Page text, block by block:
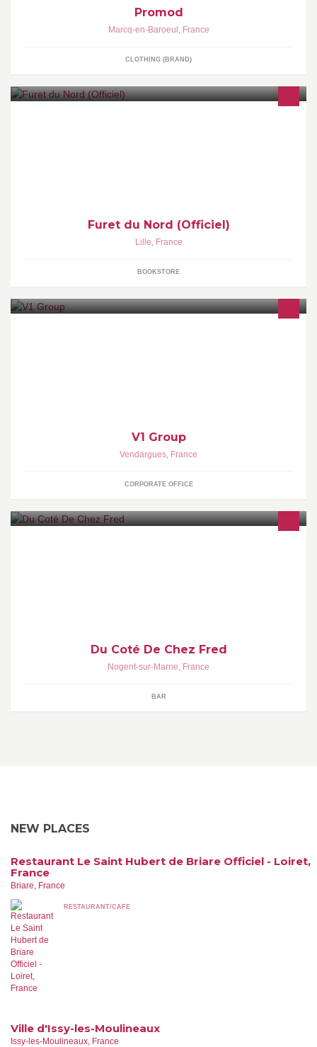
Promod
Marcq-en-Baroeul , France
CLOTHING (BRAND)
Furet du Nord (Officiel)
Lille, France
BOOKSTORE
V1 Group
Vendargues, France
CORPORATE OFFICE
Du Coté De Chez Fred
Nogent-sur-Marne, France
BAR
NEW PLACES
Restaurant Le Saint Hubert de Briare Officiel - Loiret,
France
Briare, France
RESTAURANT/CAFE
Ville d'Issy-les-Moulineaux
Issy-les-Moulineaux, France